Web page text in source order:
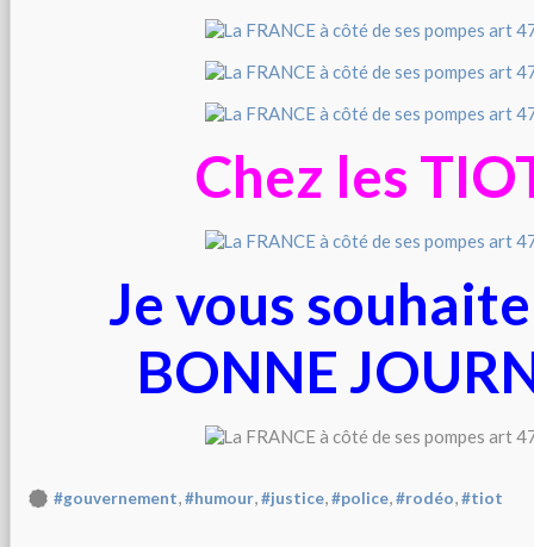
Chez les
Je vous
BONNE
#gouvernement,#humour,#justice,#police,#rodéo,#tiot